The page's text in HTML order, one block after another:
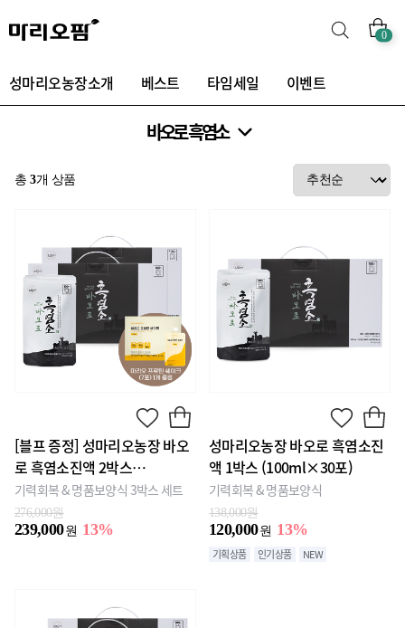
0
성마리오농장소개 베스트 타임세일 이벤트
바오로 흑염소
총 3개 상품
[블프 증정] 성마리오농장 바오
로 흑염소진액 2박스
(100ml×30포)X2 + 마리오 프
로틴 쉐이크(7포) 1개 증정
기력회복 & 명품보양식 3박스 세트
276,000원
239,000원 13%
성마리오농장 바오로 흑염소진
액 1박스 (100ml×30포)
기력회복 & 명품보양식
138,000원
120,000원 13%
기획상품 인기상품 NEW